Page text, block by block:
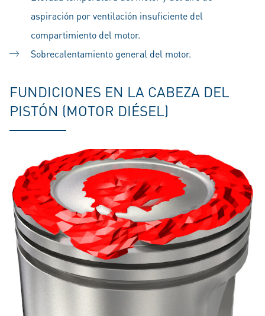
aspiración por ventilación insuficiente del
compartimiento del motor.
Sobrecalentamiento general del motor.
FUNDICIONES EN LA CABEZA DEL
PISTÓN (MOTOR DIÉSEL)